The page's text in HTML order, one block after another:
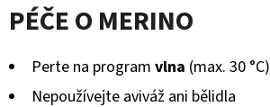
PÉČE O MERINO
Perte na program vlna (max. 30 °C)
Nepoužívejte aviváž ani bělidla